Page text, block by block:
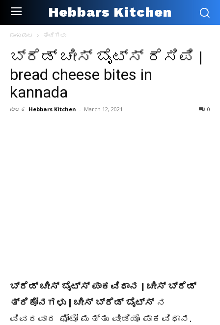
Hebbars Kitchen
ಮುಖಪುಟ ತಿಂಡಿಗಳು
ಬ್ರೆಡ್ ಚೀಸ್ ಬೈಟ್ಸ್ ರೆಸಿಪಿ |
bread cheese bites in
kannada
ಮೂಲಕ Hebbars Kitchen - March 12, 2021 0
ಬ್ರೆಡ್ ಚೀಸ್ ಬೈಟ್ಸ್ ಪಾಕವಿಧಾನ | ಚೀಸ್ ಬ್ರೆಡ್
ತ್ರಿಕೋನಗಳು | ಚೀಸ್ ಬ್ರೆಡ್ ಬೈಟ್ಸ್ನ
ವಿವರವಾದ ಫೋಟೋ ಮತ್ತು ವೀಡಿಯೊ ಪಾಕವಿಧಾನ.